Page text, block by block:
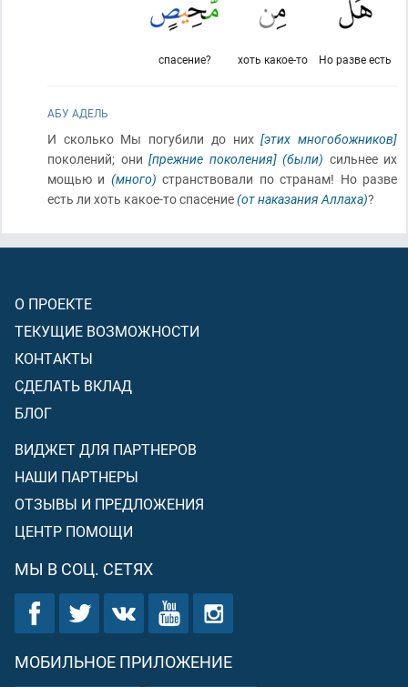
Но разве есть
хоть какое-то
спасение?
АБУ АДЕЛЬ
И сколько Мы погубили до них[этих многобожников]
поколений; они [прежние поколения] (были) сильнее их
мощью и (много) странствовали по странам! Но разве
есть ли хоть какое-то спасение(от наказания Аллаха)?
О ПРОЕКТЕ
ТЕКУЩИЕ ВОЗМОЖНОСТИ
КОНТАКТЫ
СДЕЛАТЬ ВКЛАД
БЛОГ
ВИДЖЕТ ДЛЯ ПАРТНЕРОВ
НАШИ ПАРТНЕРЫ
ОТЗЫВЫ И ПРЕДЛОЖЕНИЯ
ЦЕНТР ПОМОЩИ
МЫ В СОЦ. СЕТЯХ
МОБИЛЬНОЕ ПРИЛОЖЕНИЕ